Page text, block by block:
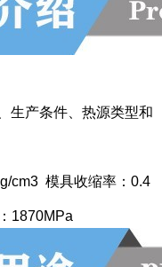
生产条件、热源类型和
cm3 模具收缩率：0.4
1870MPa